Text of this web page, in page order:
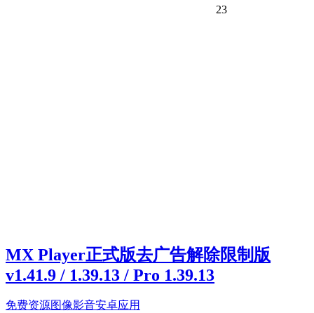
23
MX Player正式版去广告解除限制版
v1.41.9 / 1.39.13 / Pro 1.39.13
免费资源图像影音安卓应用